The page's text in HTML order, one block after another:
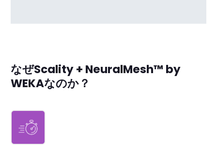
なぜScality + NeuralMesh™ by
WEKAなのか？